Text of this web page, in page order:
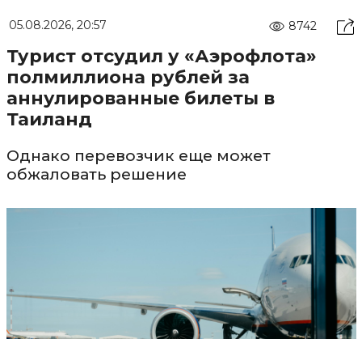
05.08.2026, 20:57 8742
Турист отсудил у «Аэрофлота»
полмиллиона рублей за
аннулированные билеты в
Таиланд
Однако перевозчик еще может
обжаловать решение